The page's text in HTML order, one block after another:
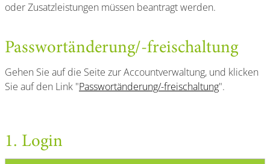
oder Zusatzleistungen müssen beantragt werden.
Passwortänderung/-freischaltung
Gehen Sie auf die Seite zur Accountverwaltung, und klicken
Sie auf den Link "Passwortänderung/-freischaltung".
1. Login